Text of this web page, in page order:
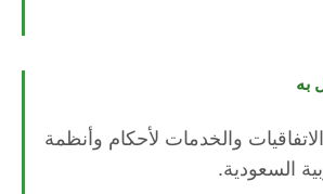
والخدمات لأحكام وأنظمة
السعودية.